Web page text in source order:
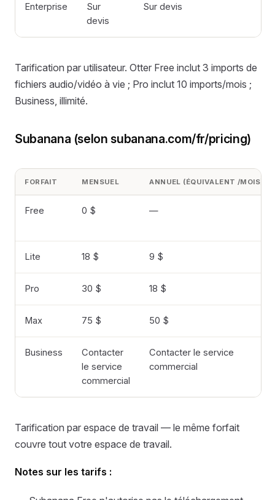
Enterprise
Sur
devis
Sur devis
Tarification par utilisateur. Otter Free inclut 3 imports de
fichiers audio/vidéo à vie ; Pro inclut 10 imports/mois ;
Business, illimité.
Subanana (selon subanana.com/fr/pricing)
FORFAIT MENSUEL ANNUEL (ÉQUIVALENT /MOIS)
Free 0 $ —
Lite 18 $ 9 $
Pro 30 $ 18 $
Max 75 $ 50 $
Business
Contacter
le service
commercial
Contacter le service
commercial
Tarification par espace de travail — le même forfait
couvre tout votre espace de travail.
Notes sur les tarifs :